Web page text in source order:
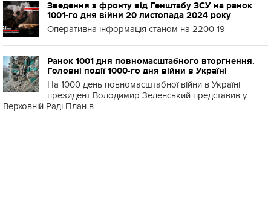
Зведення з фронту від Генштабу ЗСУ на ранок
1001-го дня війни 20 листопада 2024 року
Оперативна інформація станом на 2200 19
Ранок 1001 дня повномасштабного вторгнення.
Головні події 1000-го дня війни в Україні
На 1000 день повномасштабної війни в Україні
президент Володимир Зеленський представив у
Верховній Раді План в...